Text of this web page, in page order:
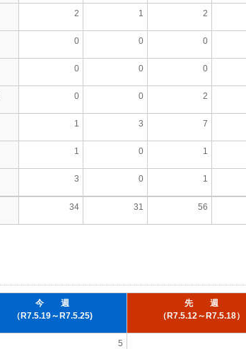
2 1 2
0 0 0
0 0 0
0 0 2
1 3 7
1 0 1
3 0 1
34 31 56
今 週
（R7.5.19～R7.5.25)
先 週
（R7.5.12～R7.5.18）
5